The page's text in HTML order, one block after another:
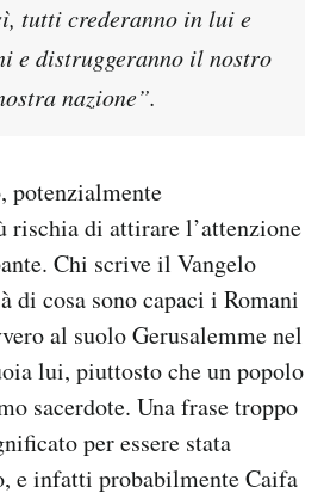
tutti crederanno in lui e
e distruggeranno il nostro
nazione”.
potenzialmente
rischia di attirare l’attenzione
Chi scrive il Vangelo
di cosa sono capaci i Romani
al suolo Gerusalemme nel
lui, piuttosto che un popolo
sacerdote. Una frase troppo
per essere stata
e infatti probabilmente Caifa